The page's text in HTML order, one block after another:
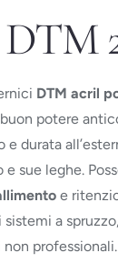
DTM acril
potere
e durata
sue leghe.
e
a
professionali.